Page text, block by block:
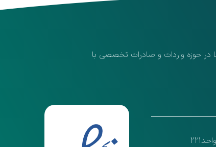
در حوزه واردات و صادرات تخصصی با